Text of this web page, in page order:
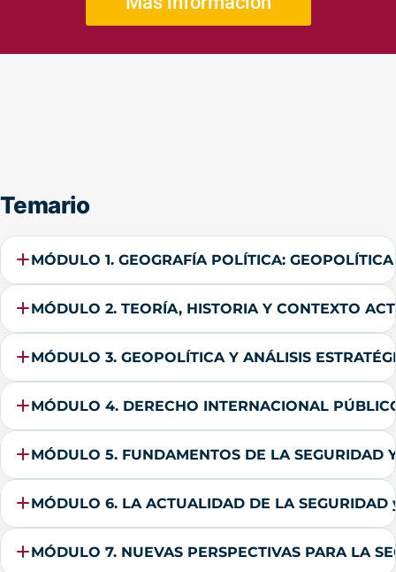
Temario
MÓDULO 1. GEOGRAFÍA POLÍTICA:
MÓDULO 2. TEORÍA, HISTORIA Y CONTEXTO
MÓDULO 3. GEOPOLÍTICA Y ANÁLISIS
MÓDULO 4. DERECHO INTERNACIONAL
MÓDULO 5. FUNDAMENTOS DE LA SEGURIDAD
MÓDULO 6. LA ACTUALIDAD DE LA SEGURIDAD
MÓDULO 7. NUEVAS PERSPECTIVAS PARA LA